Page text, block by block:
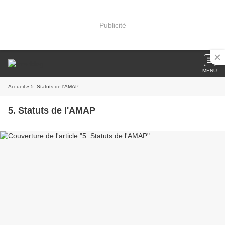
Publicité
MENU
Accueil » 5. Statuts de l'AMAP
5. Statuts de l'AMAP